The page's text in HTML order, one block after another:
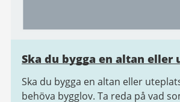
Ska du bygga en altan eller
Ska du bygga en altan eller
behöva bygglov. Ta reda på vad